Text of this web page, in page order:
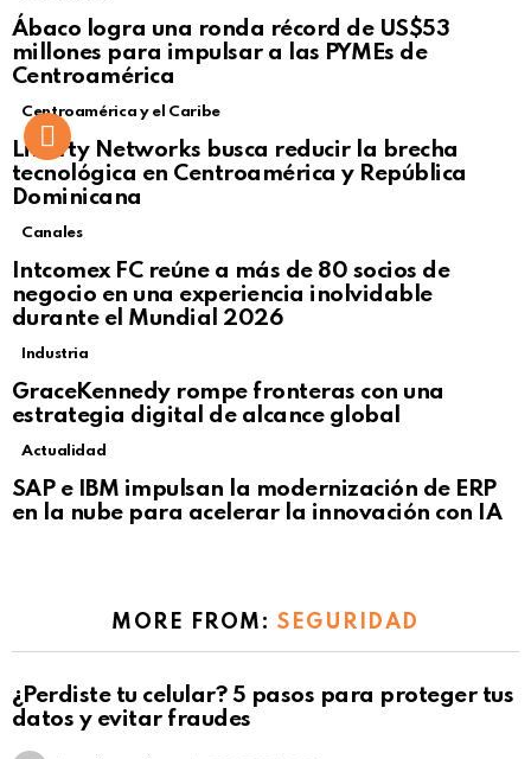
Not Safe For Work
Click to view this post
Ábaco logra una ronda récord de US$53
millones para impulsar a las PYMEs de
Centroamérica
Centroamérica y el Caribe
Liberty Networks busca reducir la brecha
tecnológica en Centroamérica y República
Dominicana
Canales
Intcomex FC reúne a más de 80 socios de
negocio en una experiencia inolvidable
durante el Mundial 2026
Industria
GraceKennedy rompe fronteras con una
estrategia digital de alcance global
Not Safe For Work
Click to view this post
Actualidad
SAP e IBM impulsan la modernización de ERP
en la nube para acelerar la innovación con IA
MORE FROM:SEGURIDAD
¿Perdiste tu celular? 5 pasos para proteger tus
datos y evitar fraudes